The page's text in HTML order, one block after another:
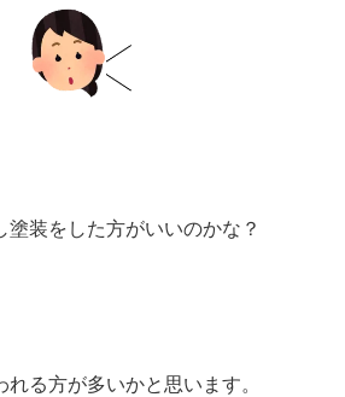
装をした方がいいのかな？
る方が多いかと思います。